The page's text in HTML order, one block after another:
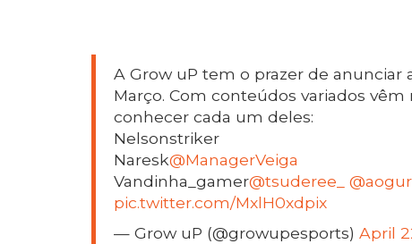
A Grow uP tem o prazer de
Março. Com conteúdos variados
conhecer cada um deles:
Nelsonstriker
Naresk@ManagerVeiga
Vandinha_gamer@tsuderee_
pic.twitter.com/MxlH0xdpix
— Grow uP (@growupesports) April